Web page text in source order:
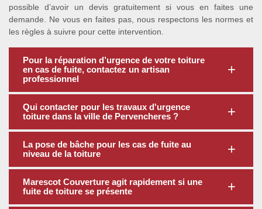
possible d’avoir un devis gratuitement si vous en faites une
demande. Ne vous en faites pas, nous respectons les normes et
les règles à suivre pour cette intervention.
Pour la réparation d’urgence de votre toiture
en cas de fuite, contactez un artisan
professionnel
Qui contacter pour les travaux d'urgence
toiture dans la ville de Pervencheres ?
La pose de bâche pour les cas de fuite au
niveau de la toiture
Marescot Couverture agit rapidement si une
fuite de toiture se présente